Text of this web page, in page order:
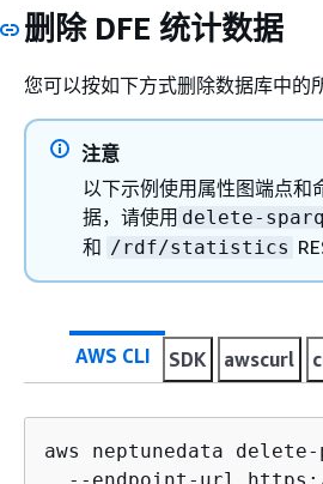
删除 DFE 统计数据
您可以按如下方式删除数据库中的
注意
以下示例使用属性图端点和
据，请使用 delete-
和 /rdf/statistics
AWS CLI SDK awscurl
aws neptunedata